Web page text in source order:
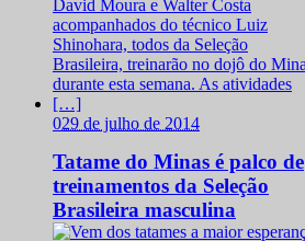
029 de julho de 2014
Tatame do Minas é palco de
treinamentos da Seleção
Brasileira masculina